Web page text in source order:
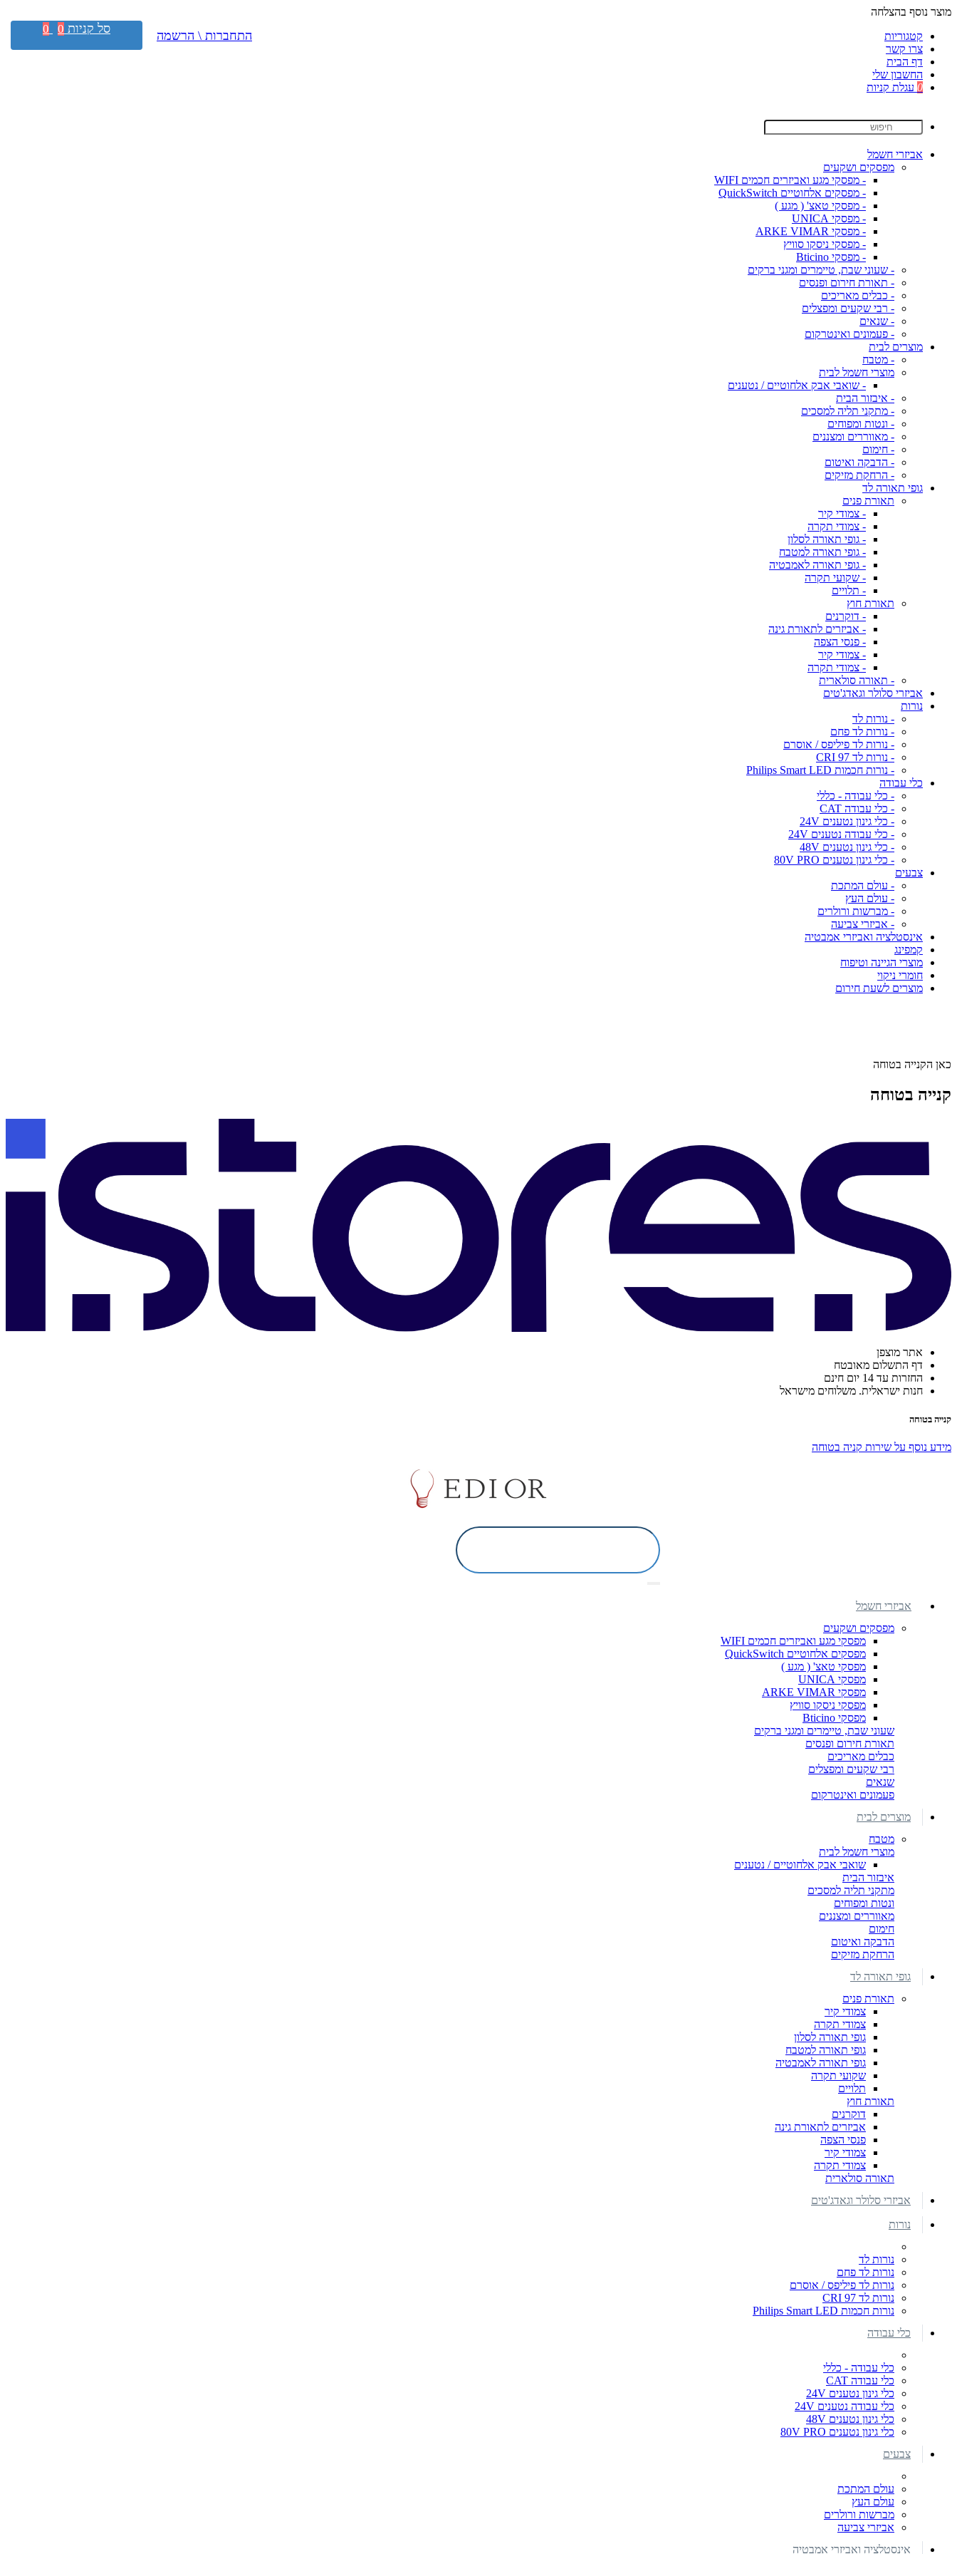
מוצר נוסף בהצלחה
קטגוריות
צרו קשר
דף הבית
החשבון שלי
0 עגלת קניות
אביזרי חשמל
מפסקים ושקעים
- מפסקי מגע ואביזרים חכמים WIFI
- מפסקים אלחוטיים QuickSwitch
- מפסקי טאצ' ( מגע )
- מפסקי UNICA
- מפסקי ARKE VIMAR
- מפסקי ניסקו סוויץ
- מפסקי Bticino
- שעוני שבת, טיימרים ומגני ברקים
- תאורת חירום ופנסים
- כבלים מאריכים
- רבי שקעים ומפצלים
- שנאים
- פעמונים ואינטרקום
מוצרים לבית
- מטבח
מוצרי חשמל לבית
- שואבי אבק אלחוטיים / נטענים
- איבזור הבית
- מתקני תליה למסכים
- ונטות ומפוחים
- מאווררים ומצננים
- חימום
- הדבקה ואיטום
- הרחקת מזיקים
גופי תאורה לד
תאורת פנים
- צמודי קיר
- צמודי תקרה
- גופי תאורה לסלון
- גופי תאורה למטבח
- גופי תאורה לאמבטיה
- שקועי תקרה
- תלויים
תאורת חוץ
- דוקרנים
- אביזרים לתאורת גינה
- פנסי הצפה
- צמודי קיר
- צמודי תקרה
- תאורה סולארית
אביזרי סלולר וגאדג'טים
נורות
- נורות לד
- נורות לד פחם
- נורות לד פיליפס / אוסרם
- נורות לד CRI 97
- נורות חכמות Philips Smart LED
כלי עבודה
- כלי עבודה - כללי
- כלי עבודה CAT
- כלי גינון נטענים 24V
- כלי עבודה נטענים 24V
- כלי גינון נטענים 48V
- כלי גינון נטענים 80V PRO
צבעים
- עולם המתכת
- עולם העץ
- מברשות ורולרים
- אביזרי צביעה
אינסטלציה ואביזרי אמבטיה
קמפינג
מוצרי הגיינה וטיפוח
חומרי ניקוי
מוצרים לשעת חירום
כאן הקנייה בטוחה
קנייה בטוחה
אתר מוצפן
דף התשלום מאובטח
החזרות עד 14 יום חינם
חנות ישראלית. משלוחים מישראל
קנייה בטוחה
מידע נוסף על שירות קניה בטוחה
התחברות \ הרשמה סל קניות 0
0
אביזרי חשמל
מפסקים ושקעים
מפסקי מגע ואביזרים חכמים WIFI
מפסקים אלחוטיים QuickSwitch
מפסקי טאצ' ( מגע )
מפסקי UNICA
מפסקי ARKE VIMAR
מפסקי ניסקו סוויץ
מפסקי Bticino
שעוני שבת, טיימרים ומגני ברקים
תאורת חירום ופנסים
כבלים מאריכים
רבי שקעים ומפצלים
שנאים
פעמונים ואינטרקום
מוצרים לבית
מטבח
מוצרי חשמל לבית
שואבי אבק אלחוטיים / נטענים
איבזור הבית
מתקני תליה למסכים
ונטות ומפוחים
מאווררים ומצננים
חימום
הדבקה ואיטום
הרחקת מזיקים
גופי תאורה לד
תאורת פנים
צמודי קיר
צמודי תקרה
גופי תאורה לסלון
גופי תאורה למטבח
גופי תאורה לאמבטיה
שקועי תקרה
תלויים
תאורת חוץ
דוקרנים
אביזרים לתאורת גינה
פנסי הצפה
צמודי קיר
צמודי תקרה
תאורה סולארית
אביזרי סלולר וגאדג'טים
נורות
נורות לד
נורות לד פחם
נורות לד פיליפס / אוסרם
נורות לד CRI 97
נורות חכמות Philips Smart LED
כלי עבודה
כלי עבודה - כללי
כלי עבודה CAT
כלי גינון נטענים 24V
כלי עבודה נטענים 24V
כלי גינון נטענים 48V
כלי גינון נטענים 80V PRO
צבעים
עולם המתכת
עולם העץ
מברשות ורולרים
אביזרי צביעה
אינסטלציה ואביזרי אמבטיה